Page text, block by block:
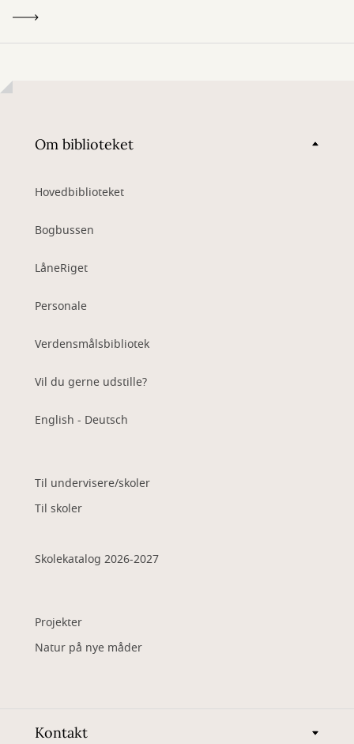
Om biblioteket
Hovedbiblioteket
Bogbussen
LåneRiget
Personale
Verdensmålsbibliotek
Vil du gerne udstille?
English - Deutsch
Til undervisere/skoler
Til skoler
Skolekatalog 2026-2027
Projekter
Natur på nye måder
Kontakt